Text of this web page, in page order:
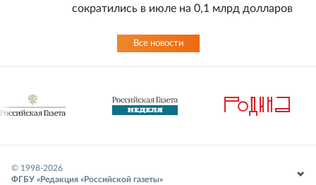
сократились в июле на 0,1 млрд долларов
Все новости
© 1998-2026
ФГБУ «Редакция «Российской газеты»